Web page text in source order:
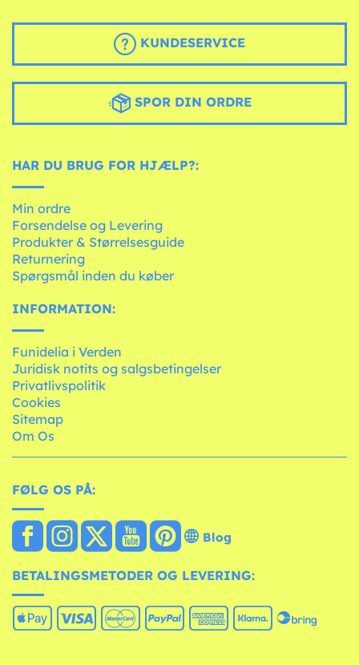
KUNDESERVICE
SPOR DIN ORDRE
HAR DU BRUG FOR HJÆLP?:
Min ordre
Forsendelse og Levering
Produkter & Størrelsesguide
Returnering
Spørgsmål inden du køber
INFORMATION:
Funidelia i Verden
Juridisk notits og salgsbetingelser
Privatlivspolitik
Cookies
Sitemap
Om Os
FØLG OS PÅ:
Blog
BETALINGSMETODER OG LEVERING: